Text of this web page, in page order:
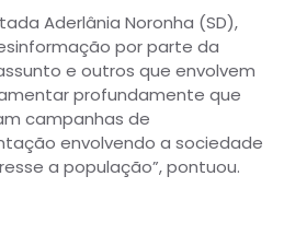
Aderlânia Noronha (SD),
por parte da
e outros que envolvem
profundamente que
campanhas de
envolvendo a sociedade
a população”, pontuou.